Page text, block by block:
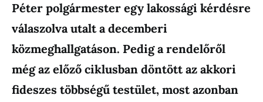
Péter polgármester egy lakossági kérdésre
válaszolva utalt a decemberi
közmeghallgatáson. Pedig a rendelőről
még az előző ciklusban döntött az akkori
fideszes többségű testület, most azonban